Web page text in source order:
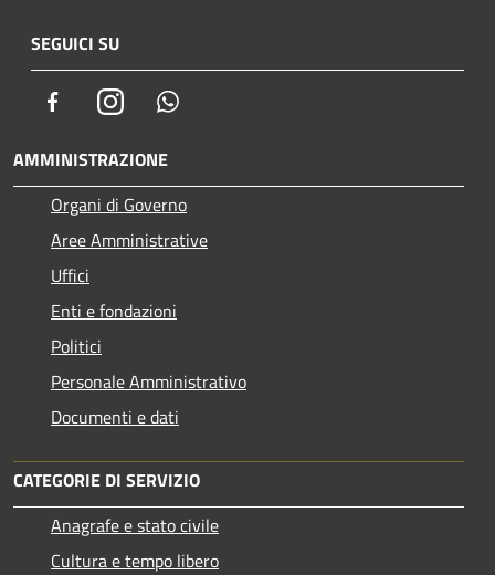
SEGUICI SU
FacebookInstagram
AMMINISTRAZIONE
Organi di Governo
Aree Amministrative
Uffici
Enti e fondazioni
Politici
Personale Amministrativo
Documenti e dati
CATEGORIE DI SERVIZIO
Anagrafe e stato civile
Cultura e tempo libero